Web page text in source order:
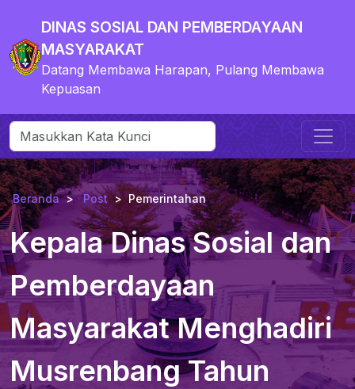
DINAS SOSIAL DAN PEMBERDAYAAN
MASYARAKAT
Datang Membawa Harapan, Pulang Membawa
Kepuasan
Beranda Post Pemerintahan
Kepala Dinas Sosial dan
Pemberdayaan
Masyarakat Menghadiri
Musrenbang Tahun